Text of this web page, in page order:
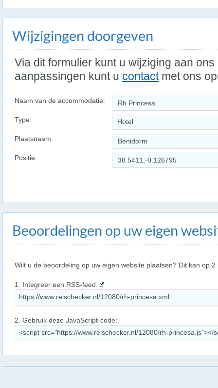
Wijzigingen doorgeven
Via dit formulier kunt u wijziging aan
aanpassingen kunt u contactmet ons
Naam van de accommodatie:
Type: Hotel
Plaatsnaam:
Positie:
Beoordelingen op uw eigen
Wilt u de beoordeling op uw eigen website plaatsen? Dit kan op 2
1. Integreer een RSS-feed.
2. Gebruik deze JavaScript-code: